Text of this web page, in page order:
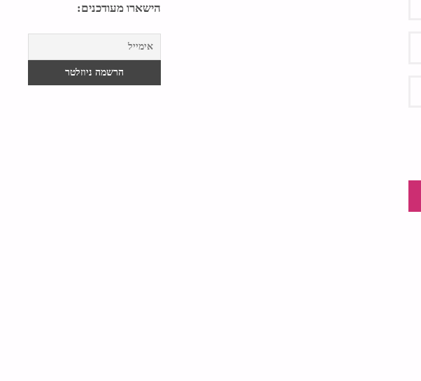
הישארו מעודכנים: